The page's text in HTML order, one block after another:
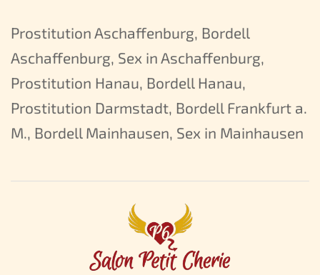
Prostitution Aschaffenburg, Bordell
Aschaffenburg, Sex in Aschaffenburg,
Prostitution Hanau, Bordell Hanau,
Prostitution Darmstadt, Bordell Frankfurt a.
M., Bordell Mainhausen, Sex in Mainhausen